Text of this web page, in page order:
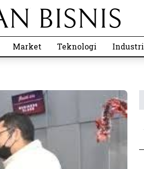
Market Teknologi Industri